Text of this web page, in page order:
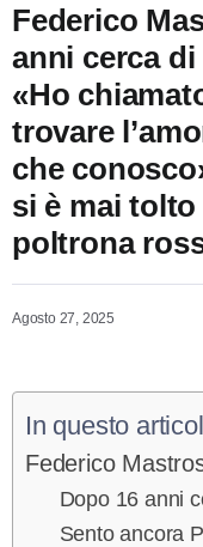
Federico
anni cerca di
«Ho
trovare
che
si è mai
poltrona
Agosto 27, 2025
In questo
Federico
Dopo 16 anni
Sento ancora